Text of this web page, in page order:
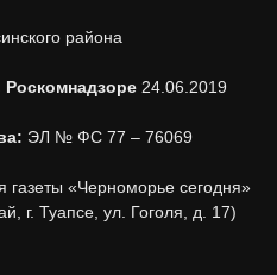
района
Роскомнадзоре 24.06.2019
ЭЛ № ФС 77 – 76069
газеты «Черноморье сегодня»
г. Туапсе, ул. Гоголя, д. 17)